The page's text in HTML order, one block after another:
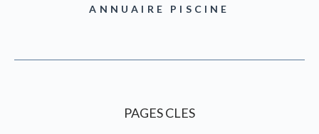
ANNUAIRE PISCINE
PAGES CLES